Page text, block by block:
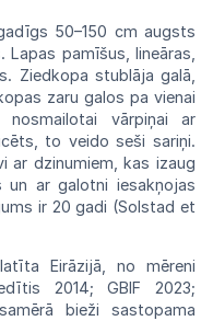
50–150 cm augsts
Lapas pamīšus, lineāras,
Ziedkopa stublāja galā,
zaru galos pa vienai
nosmailotai vārpiņai ar
to veido seši sariņi.
ar dzinumiem,kasizaug
un argalotni iesakņojas
ir 20 gadi (Solstad et
Eirāzijā, no mēreni
2014; GBIF 2023;
bieži
sastopama